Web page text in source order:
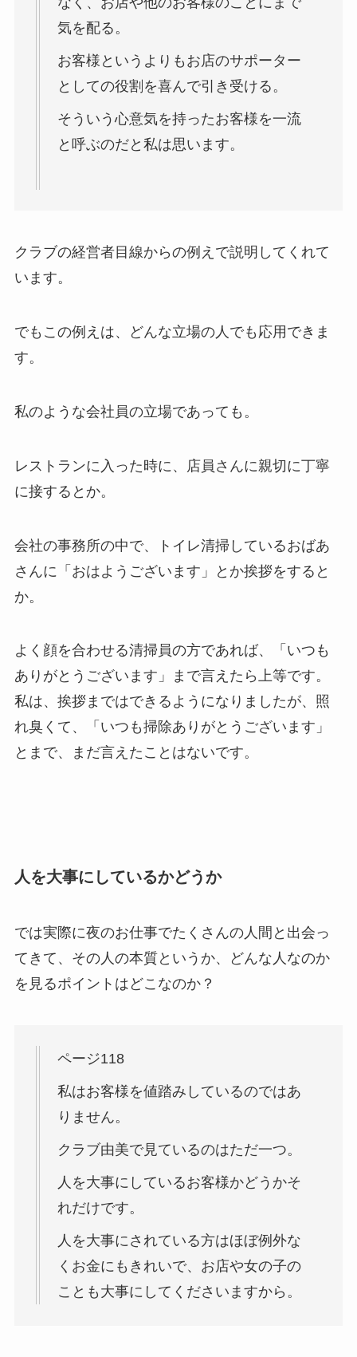
気を配る。
お客様というよりもお店のサポーター
としての役割を喜んで引き受ける。
そういう心意気を持ったお客様を一流
と呼ぶのだと私は思います。
クラブの経営者目線からの例えで説明してくれて
います。
でもこの例えは、どんな立場の人でも応用できま
す。
私のような会社員の立場であっても。
レストランに入った時に、店員さんに親切に丁寧
に接するとか。
会社の事務所の中で、トイレ清掃しているおばあ
さんに「おはようございます」とか挨拶をすると
か。
よく顔を合わせる清掃員の方であれば、「いつも
ありがとうございます」まで言えたら上等です。
私は、挨拶まではできるようになりましたが、照
れ臭くて、「いつも掃除ありがとうございます」
とまで、まだ言えたことはないです。
人を大事にしているかどうか
では実際に夜のお仕事でたくさんの人間と出会っ
てきて、その人の本質というか、どんな人なのか
を見るポイントはどこなのか？
ページ118
私はお客様を値踏みしているのではあ
りません。
クラブ由美で見ているのはただ一つ。
人を大事にしているお客様かどうかそ
れだけです。
人を大事にされている方はほぼ例外な
くお金にもきれいで、お店や女の子の
ことも大事にしてくださいますから。